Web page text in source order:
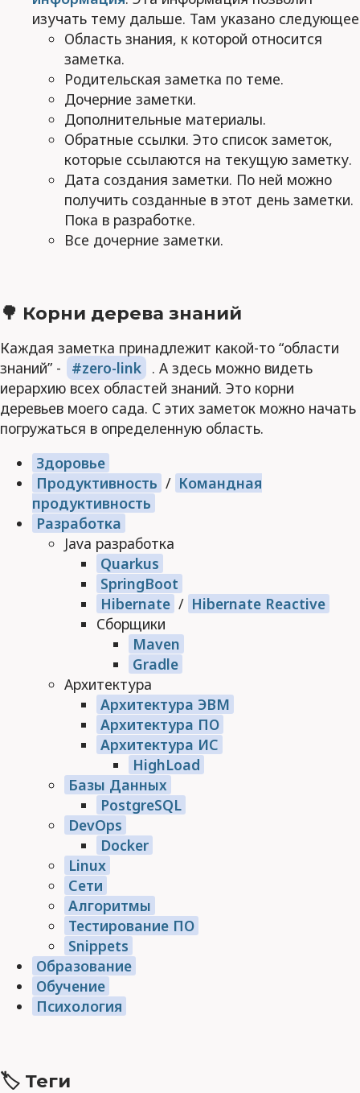
изучать тему дальше. Там указано следующее
Область знания, к которой относится
заметка.
Родительская заметка по теме.
Дочерние заметки.
Дополнительные материалы.
Обратные ссылки. Это список заметок,
которые ссылаются на текущую заметку.
Дата создания заметки. По ней можно
получить созданные в этот день заметки.
Пока в разработке.
Все дочерние заметки.
🌳 Корни дерева знаний
Каждая заметка принадлежит какой-то “области
знаний” -
zero-link . А здесь можно видеть
иерархию всех областей знаний. Это корни
деревьев моего сада. С этих заметок можно начать
погружаться в определенную область.
Здоровье
Продуктивность / Командная
продуктивность
Разработка
Java разработка
Quarkus
SpringBoot
Hibernate / Hibernate Reactive
Сборщики
Maven
Gradle
Архитектура
Архитектура ЭВМ
Архитектура ПО
Архитектура ИС
HighLoad
Базы Данных
PostgreSQL
DevOps
Docker
Linux
Сети
Алгоритмы
Тестирование ПО
Snippets
Образование
Обучение
Психология
🏷 Теги